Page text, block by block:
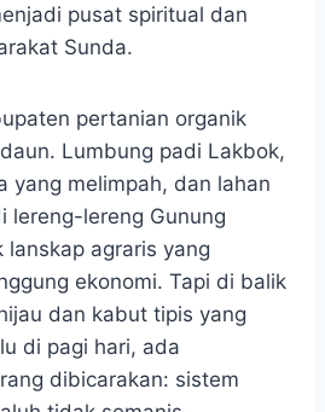
pusat spiritual dan
Sunda.
pertanian organik
Lumbung padi Lakbok,
yang melimpah, dan lahan
lereng-lereng Gunung
lanskap agraris yang
ekonomi. Tapi di balik
dan kabut tipis yang
di pagi hari, ada
dibicarakan: sistem